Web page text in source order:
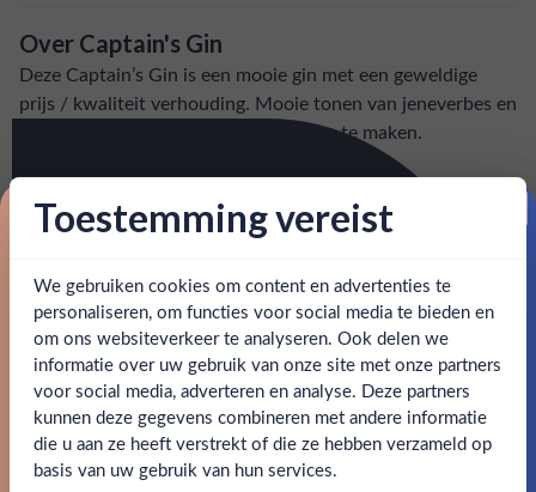
Ben jij 18 jaar of ouder?
Ja Nee
Snelle levering: voor 15:00, morgen in huis (uitzondering bij
artikel vermeld)
en goed bereikbare klantenservice.
Over Captain's Gin
Deze Captain’s Gin is een mooie gin met een geweldige
prijs / kwaliteit verhouding. Mooie tonen van jeneverbes en
heerlijk om een goede gin & tonic mee te maken.
SPECIFICATIES
Merk Captain's Gin
Kleurstoffen
Inhoud 0,7L
Land van herkomst Groot-Britannië
Toestemming vereist
We gebruiken cookies om content en advertenties te
personaliseren, om functies voor social media te bieden en
om ons websiteverkeer te analyseren. Ook delen we
informatie over uw gebruik van onze site met onze partners
voor social media, adverteren en analyse. Deze partners
kunnen deze gegevens combineren met andere informatie
die u aan ze heeft verstrekt of die ze hebben verzameld op
basis van uw gebruik van hun services.
Proost op je eerste korting!
Schrijf je in en ontvang direct 5% korting op je eerste
bestelling.
Email
Claim mijn korting